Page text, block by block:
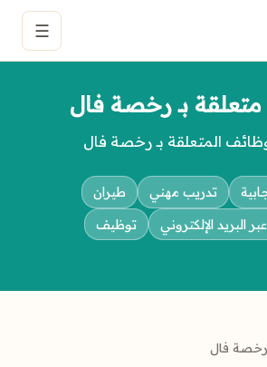
☰
بـ رخصة فال
المتعلقة بـ رخصة فال
تدريب مهني
طيران
البريد الإلكتروني
توظيف
رخصة فال